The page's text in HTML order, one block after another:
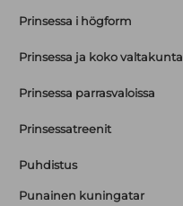
Prinsessa i högform
Prinsessa ja koko valtakunta
Prinsessa parrasvaloissa
Prinsessatreenit
Puhdistus
Punainen kuningatar